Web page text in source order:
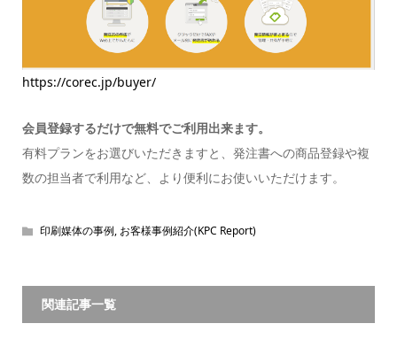
https://corec.jp/buyer/
会員登録するだけで無料でご利用出来ます。
有料プランをお選びいただきますと、発注書への商品登録や複
数の担当者で利用など、より便利にお使いいただけます。
印刷媒体の事例, お客様事例紹介(KPC Report)
関連記事一覧